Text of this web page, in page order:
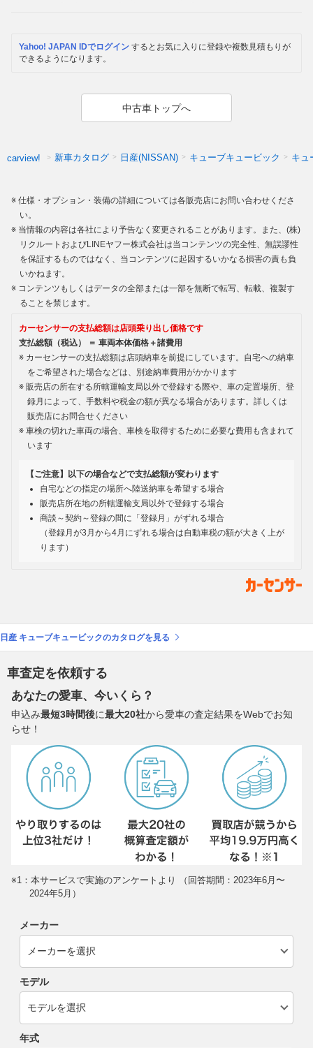
Yahoo! JAPAN IDでログイン するとお気に入りに登録や複数見積もりが
できるようになります。
中古車トップへ
carview! 新車カタログ 日産(NISSAN) キューブキュービック キュ
仕様・オプション・装備の詳細については各販売店にお問い合わせくださ
い。
当情報の内容は各社により予告なく変更されることがあります。また、(株)
リクルートおよびLINEヤフー株式会社は当コンテンツの完全性、無誤謬性
を保証するものではなく、当コンテンツに起因するいかなる損害の責も負
いかねます。
コンテンツもしくはデータの全部または一部を無断で転写、転載、複製す
ることを禁じます。
カーセンサーの支払総額は店頭乗り出し価格です
支払総額（税込） ＝ 車両本体価格＋諸費用
カーセンサーの支払総額は店頭納車を前提にしています。自宅への納車
をご希望された場合などは、別途納車費用がかかります
販売店の所在する所轄運輸支局以外で登録する際や、車の定置場所、登
録月によって、手数料や税金の額が異なる場合があります。詳しくは
販売店にお問合せください
車検の切れた車両の場合、車検を取得するために必要な費用も含まれて
います
【ご注意】以下の場合などで支払総額が変わります
自宅などの指定の場所へ陸送納車を希望する場合
販売店所在地の所轄運輸支局以外で登録する場合
商談～契約～登録の間に「登録月」がずれる場合
（登録月が3月から4月にずれる場合は自動車税の額が大きく上が
ります）
日産 キューブキュービックのカタログを見る
車査定を依頼する
あなたの愛車、今いくら？
申込み最短3時間後に最大20社から愛車の査定結果をWebでお知
らせ！
※1：本サービスで実施のアンケートより （回答期間：2023年6月〜
2024年5月）
メーカー
モデル
年式